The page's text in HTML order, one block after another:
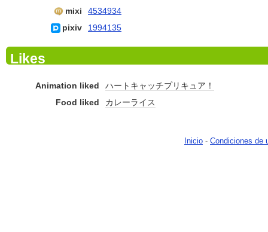
mixi
4534934
pixiv
1994135
Likes
Animation liked
ハートキャッチプリキュア！
Food liked
カレーライス
Inicio - Condiciones de